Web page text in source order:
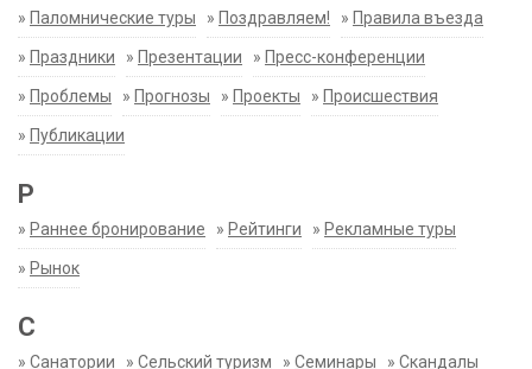
» Паломнические туры » Поздравляем! » Правила въезда
» Праздники » Презентации » Пресс-конференции
» Проблемы » Прогнозы » Проекты » Происшествия
» Публикации
Р
» Раннее бронирование » Рейтинги » Рекламные туры
» Рынок
С
» Санатории » Сельский туризм » Семинары » Скандалы